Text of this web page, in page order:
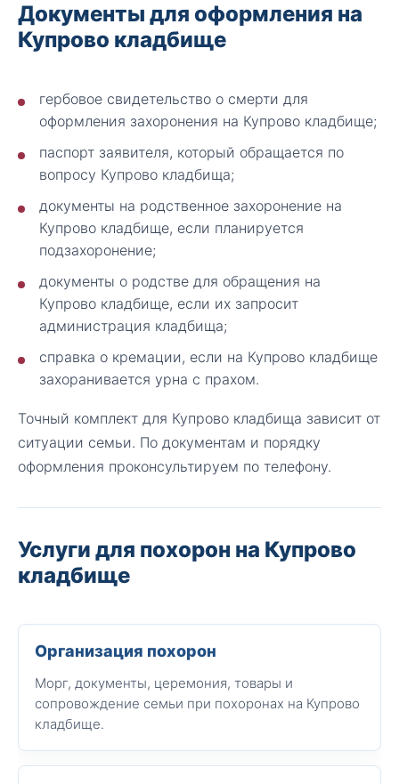
Документы для оформления на
Купрово кладбище
гербовое свидетельство о смерти для
оформления захоронения на Купрово кладбище;
паспорт заявителя, который обращается по
вопросу Купрово кладбища;
документы на родственное захоронение на
Купрово кладбище, если планируется
подзахоронение;
документы о родстве для обращения на
Купрово кладбище, если их запросит
администрация кладбища;
справка о кремации, если на Купрово кладбище
захоранивается урна с прахом.
Точный комплект для Купрово кладбища зависит от
ситуации семьи. По документам и порядку
оформления проконсультируем по телефону.
Услуги для похорон на Купрово
кладбище
Организация похорон
Морг, документы, церемония, товары и
сопровождение семьи при похоронах на Купрово
кладбище.